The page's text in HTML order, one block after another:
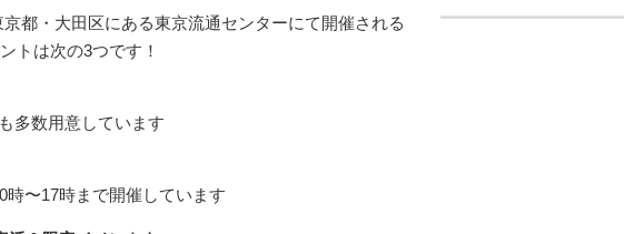
都・大田区にある東京流通センターにて開催される
トは次の3つです！
多数用意しています
〜17時まで開催しています